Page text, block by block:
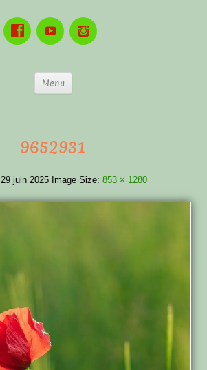
Menu
9652931
29 juin 2025 Image Size: 853 × 1280